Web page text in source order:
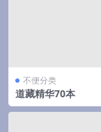
不便分类
道藏精华70本